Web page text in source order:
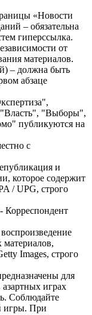
«Новости
– обязательна
гиперссылка.
от
материалов.
– должна быть
абзаце
"Выборы",
публикуются на
с
и
которое содержит
/ UPG, строго
Корреспондент
Images, строго
для
играх
Соблюдайте
игры. При